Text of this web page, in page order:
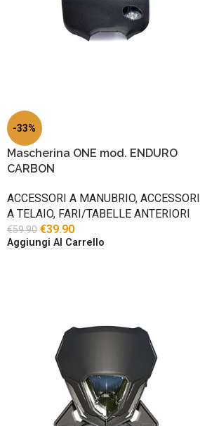
-33%
Mascherina ONE mod. ENDURO
CARBON
ACCESSORI A MANUBRIO, ACCESSORI
A TELAIO, FARI/TABELLE ANTERIORI
€59.90 €39.90
Aggiungi Al Carrello